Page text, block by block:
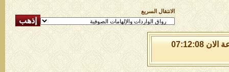
الانتقال السريع
الجمعة 7 من اغسطس 2026 , الساعة الان 07:12:08